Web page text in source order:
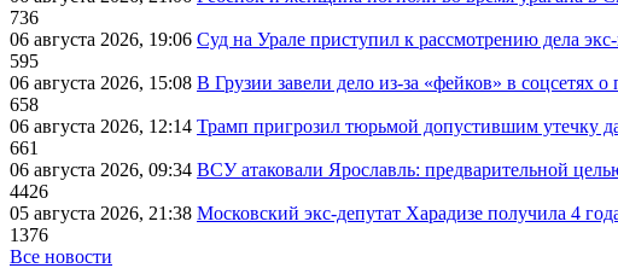
736
06 августа 2026, 19:06 Суд на Урале приступил к рассмотрению дела
595
06 августа 2026, 15:08 В Грузии завели дело из-за «фейков» в соцсетях
658
06 августа 2026, 12:14 Трамп пригрозил тюрьмой допустившим утечку
661
06 августа 2026, 09:34 ВСУ атаковали Ярославль: предварительной
4426
05 августа 2026, 21:38 Московский экс-депутат Харадизе получила 4
1376
Все новости